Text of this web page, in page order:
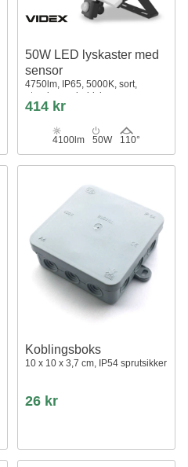
50W LED lyskaster med
sensor
4750lm, IP65, 5000K, sort,
utendørs, arbeidslampe
414 kr
4100lm 50W 110°
Koblingsboks
10 x 10 x 3,7 cm, IP54 sprutsikker
26 kr